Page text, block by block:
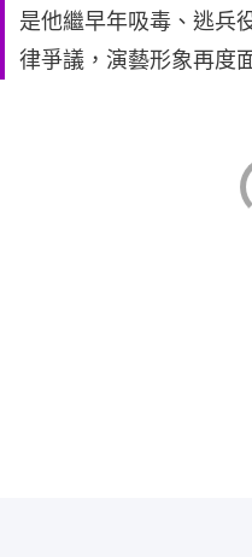
是他繼早年吸毒、逃兵
律爭議，演藝形象再度